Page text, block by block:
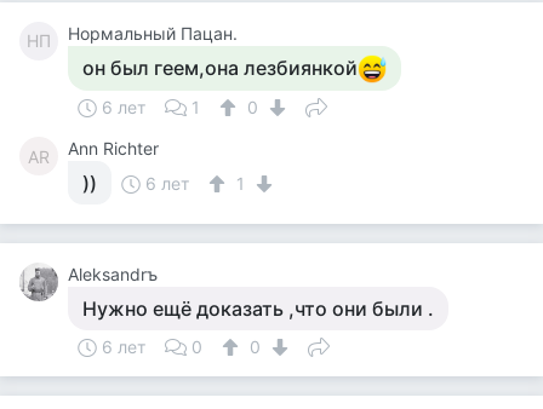
НП Нормальный Пацан.
он был геем,она лезбиянкой
6 лет 1 0
AR Ann Richter
)) 6 лет 1
Aleksandrъ
Нужно ещё доказать ,что они были .
6 лет 0 0